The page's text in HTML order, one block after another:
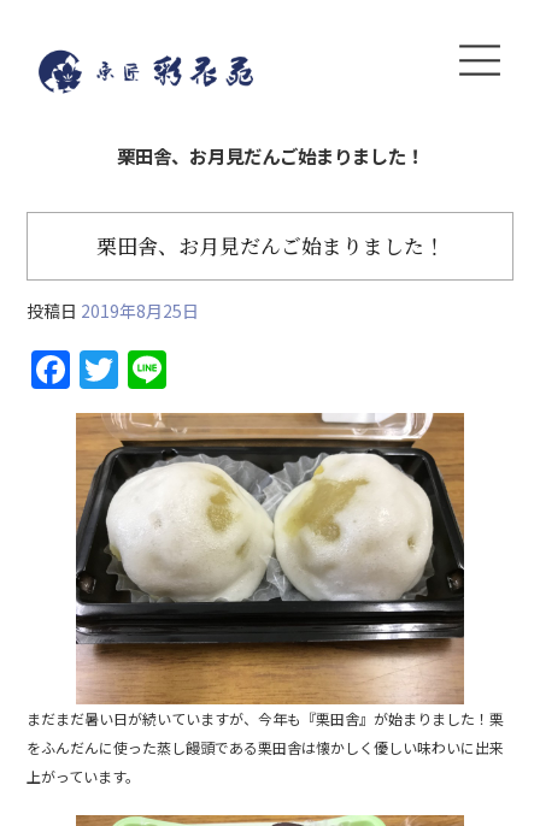
栗田舎、お月見だんご始まりました！
栗田舎、お月見だんご始まりました！
投稿日 2019年8月25日
F
a
c
e
b
o
o
k
T
w
itt
er
n
e
まだまだ暑い日が続いていますが、今年も『栗田舎』が始まりました！栗
をふんだんに使った蒸し饅頭である栗田舎は懐かしく優しい味わいに出来
上がっています。